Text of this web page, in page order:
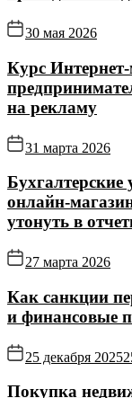
30 мая 2026
Курс
на рекламу
31 марта 2026
Бухгалтерские
утонуть в
27 марта 2026
Как санкции
и финансовые
25 декабря 2025
Покупка